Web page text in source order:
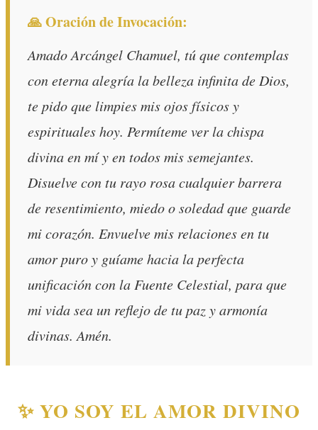
🙏 Oración de Invocación:
Amado Arcángel Chamuel, tú que contemplas
con eterna alegría la belleza infinita de Dios,
te pido que limpies mis ojos físicos y
espirituales hoy. Permíteme ver la chispa
divina en mí y en todos mis semejantes.
Disuelve con tu rayo rosa cualquier barrera
de resentimiento, miedo o soledad que guarde
mi corazón. Envuelve mis relaciones en tu
amor puro y guíame hacia la perfecta
unificación con la Fuente Celestial, para que
mi vida sea un reflejo de tu paz y armonía
divinas. Amén.
✨ YO SOY EL AMOR DIVINO